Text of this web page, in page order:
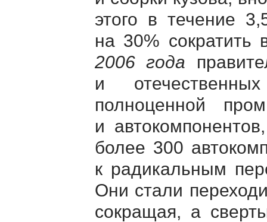
этого в течение
на 30% сократить
2006 года
и
полноценной
и
более 300
к радикальным
Они стали
сокращая, а